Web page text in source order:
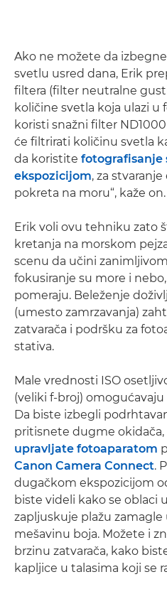
Ako ne možete da
svetlu usred dana, Erik
filtera (filter neutralne
količine svetla koja ulazi u
koristi snažni filter ND1000
će filtrirati količinu svetla
da koristite fotografisanje
ekspozicijom, za
pokreta na moru“, kaže on.
Erik voli ovu tehniku zato
kretanja na morskom
scenu da učini
fokusiranje su more i
pomeraju. Beleženje
(umesto zamrzavanja)
zatvarača i podršku za
stativa.
Male vrednosti ISO
(veliki f-broj)
Da biste izbegli
pritisnete dugme
upravljate fotoaparatom
Canon Camera Connect.
dugačkom ekspozicijom
biste videli kako se oblaci
zapljuskuje plažu
mešavinu boja. Možete i
brzinu zatvarača, kako
kapljice u talasima koji se